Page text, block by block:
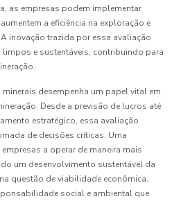
as empresas podem implementar
a eficiência na exploração e
inovação trazida por essa avaliação
e sustentáveis, contribuindo para
desempenha um papel vital em
Desde a previsão de lucros até
estratégico, essa avaliação
de decisões críticas. Uma
a operar de maneira mais
um desenvolvimento sustentável da
questão de viabilidade econômica,
social e ambiental que